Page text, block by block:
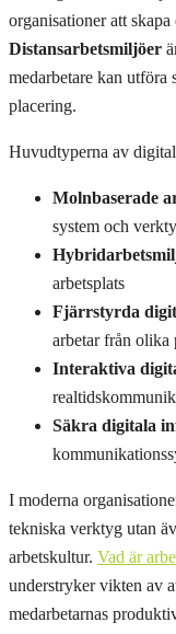
organisationer att
Distansarbetsmiljöer
medarbetare kan utföra
placering.
Huvudtyperna av
Molnbaserade
system och
arbetsplats
Fjärrstyrda
arbetar från olika
Interaktiva
Säkra digitala
I moderna
tekniska verktyg utan
arbetskultur. Vad är
understryker vikten av
medarbetarnas